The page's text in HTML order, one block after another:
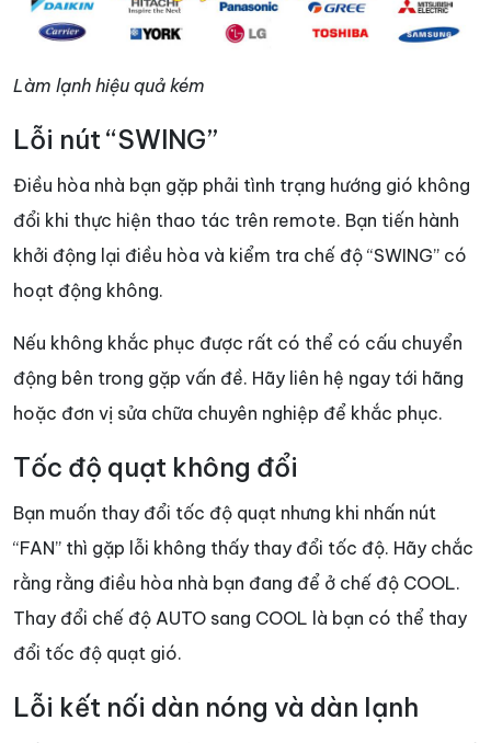
Làm lạnh hiệu quả kém
Lỗi nút “SWING”
Điều hòa nhà bạn gặp phải tình trạng hướng gió không
đổi khi thực hiện thao tác trên remote. Bạn tiến hành
khởi động lại điều hòa và kiểm tra chế độ “SWING” có
hoạt động không.
Nếu không khắc phục được rất có thể có cấu chuyển
động bên trong gặp vấn đề. Hãy liên hệ ngay tới hãng
hoặc đơn vị sửa chữa chuyên nghiệp để khắc phục.
Tốc độ quạt không đổi
Bạn muốn thay đổi tốc độ quạt nhưng khi nhấn nút
“FAN” thì gặp lỗi không thấy thay đổi tốc độ. Hãy chắc
rằng rằng điều hòa nhà bạn đang để ở chế độ COOL.
Thay đổi chế độ AUTO sang COOL là bạn có thể thay
đổi tốc độ quạt gió.
Lỗi kết nối dàn nóng và dàn lạnh